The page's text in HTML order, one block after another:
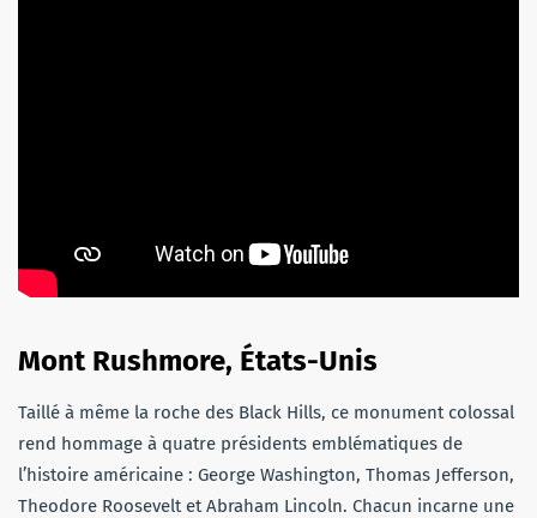
Mont Rushmore, États-Unis
Taillé à même la roche des Black Hills, ce monument colossal
rend hommage à quatre présidents emblématiques de
l’histoire américaine : George Washington, Thomas Jefferson,
Theodore Roosevelt et Abraham Lincoln. Chacun incarne une